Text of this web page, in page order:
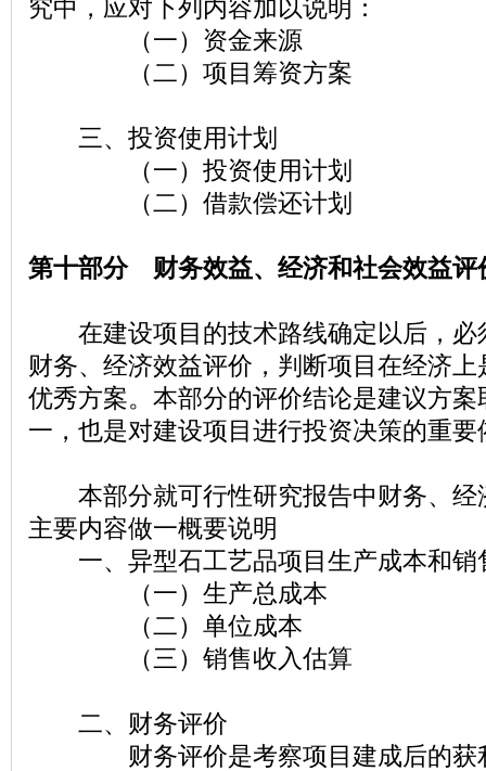
究中，应对下列内容加以说明：
（一）资金来源
（二）项目筹资方案
三、投资使用计划
（一）投资使用计划
（二）借款偿还计划
第十部分 财务效益、经济和社会效益评
在建设项目的技术路线确定以后，必
财务、经济效益评价，判断项目在经济
优秀方案。本部分的评价结论是建议方
一，也是对建设项目进行投资决策的重要
本部分就可行性研究报告中财务、经
主要内容做一概要说明
一、异型石工艺品项目生产成本和销
（一）生产总成本
（二）单位成本
（三）销售收入估算
二、财务评价
财务评价是考察项目建成后的获利